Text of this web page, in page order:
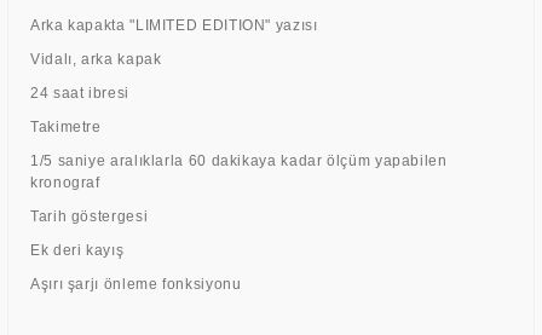
Arka kapakta "LIMITED EDITION" yazısı
Vidalı, arka kapak
24 saat ibresi
Takimetre
1/5 saniye aralıklarla 60 dakikaya kadar ölçüm yapabilen
kronograf
Tarih göstergesi
Ek deri kayış
Aşırı şarjı önleme fonksiyonu